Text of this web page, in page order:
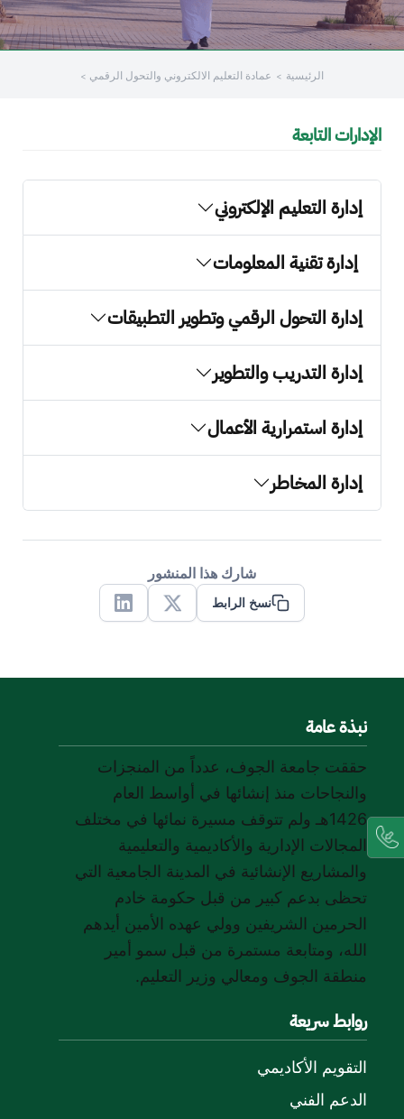
الرئيسية عمادة التعليم الالكتروني والتحول الرقمي
الإدارات التابعة
إدارة التعليم الإلكتروني
إدارة تقنية المعلومات
إدارة التحول الرقمي وتطوير التطبيقات
إدارة التدريب والتطوير
إدارة استمرارية الأعمال
إدارة المخاطر
شارك هذا المنشور
نسخ الرابط
X
Linkedin
نبذة عامة
حققت جامعة الجوف، عدداً من المنجزات
والنجاحات منذ إنشائها في أواسط العام
1426هـ ولم تتوقف مسيرة نمائها في مختلف
المجالات الإدارية والأكاديمية والتعليمية
والمشاريع الإنشائية في المدينة الجامعية التي
تحظى بدعم كبير من قبل حكومة خادم
الحرمين الشريفين وولي عهده الأمين أيدهم
الله، ومتابعة مستمرة من قبل سمو أمير
منطقة الجوف ومعالي وزير التعليم.
روابط سريعة
التقويم الأكاديمي
الدعم الفني